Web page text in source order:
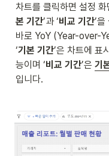
차트를 클릭하면 설정
본 기간’과 ‘비교 기간’
바로 YoY (Year-over-
‘기본 기간’은 차트에 표
능이며 ‘비교 기간’은 기
입니다.